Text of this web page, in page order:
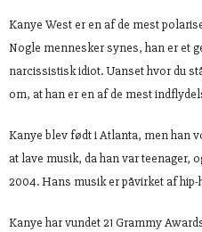
Kanye West er en af de mest
Nogle mennesker synes, han er et
narcissistisk idiot. Uanset hvor du
om, at han er en af de mest
Kanye blev født i Atlanta, men han
at lave musik, da han var teenager,
2004. Hans musik er påvirket af
Kanye har vundet 21 Grammy